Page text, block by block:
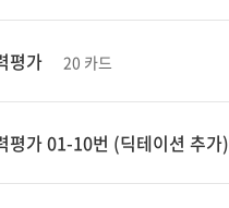
평가 20 카드
평가 01-10번 (딕테이션 추가)